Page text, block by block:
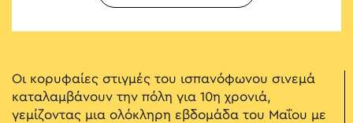
Οι κορυφαίες στιγμές του ισπανόφωνου σινεμά
καταλαμβάνουν την πόλη για 10η χρονιά,
γεμίζοντας μια ολόκληρη εβδομάδα του Μαΐου με